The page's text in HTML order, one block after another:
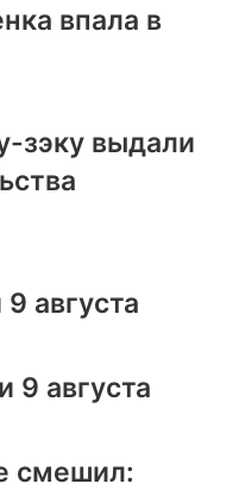
впала в
зэку выдали
августа
9 августа
смешил: